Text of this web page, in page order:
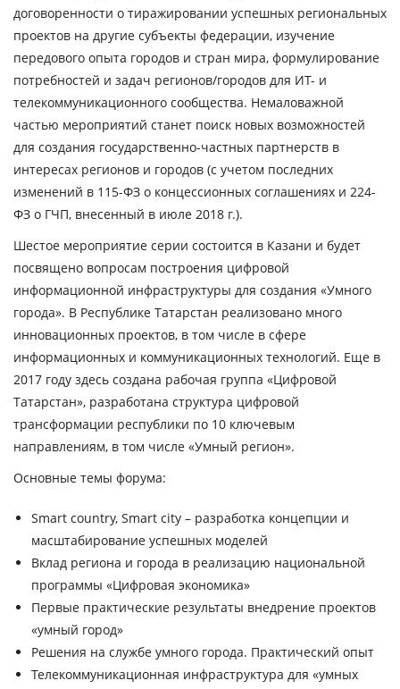
договоренности о тиражировании успешных региональных
проектов на другие субъекты федерации, изучение
передового опыта городов и стран мира, формулирование
потребностей и задач регионов/городов для ИТ- и
телекоммуникационного сообщества. Немаловажной
частью мероприятий станет поиск новых возможностей
для создания государственно-частных партнерств в
интересах регионов и городов (с учетом последних
изменений в 115-ФЗ о концессионных соглашениях и 224-
ФЗ о ГЧП, внесенный в июле 2018 г.).
Шестое мероприятие серии состоится в Казани и будет
посвящено вопросам построения цифровой
информационной инфраструктуры для создания «Умного
города». В Республике Татарстан реализовано много
инновационных проектов, в том числе в сфере
информационных и коммуникационных технологий. Еще в
2017 году здесь создана рабочая группа «Цифровой
Татарстан», разработана структура цифровой
трансформации республики по 10 ключевым
направлениям, в том числе «Умный регион».
Основные темы форума:
Smart country, Smart city – разработка концепции и
масштабирование успешных моделей
Вклад региона и города в реализацию национальной
программы «Цифровая экономика»
Первые практические результаты внедрение проектов
«умный город»
Решения на службе умного города. Практический опыт
Телекоммуникационная инфраструктура для «умных